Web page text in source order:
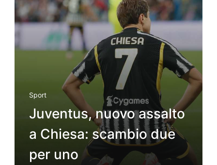
Sport
Juventus, nuovo assalto
a Chiesa: scambio due
per uno